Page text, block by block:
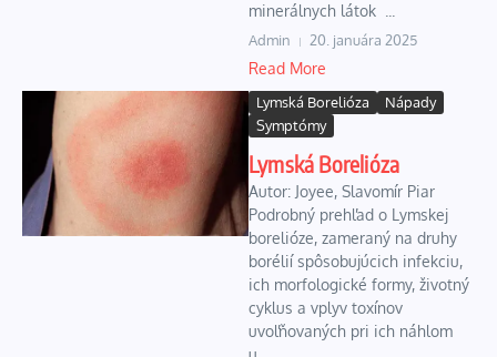
minerálnych látok ...
Admin 20. januára 2025
Read More
Lymská Borelióza
Nápady
Symptómy
Lymská Borelióza
Autor: Joyee, Slavomír Piar
Podrobný prehľad o Lymskej
borelióze, zameraný na druhy
borélií spôsobujúcich infekciu,
ich morfologické formy, životný
cyklus a vplyv toxínov
uvoľňovaných pri ich náhlom